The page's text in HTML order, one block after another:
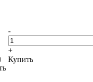
-
+
Купить